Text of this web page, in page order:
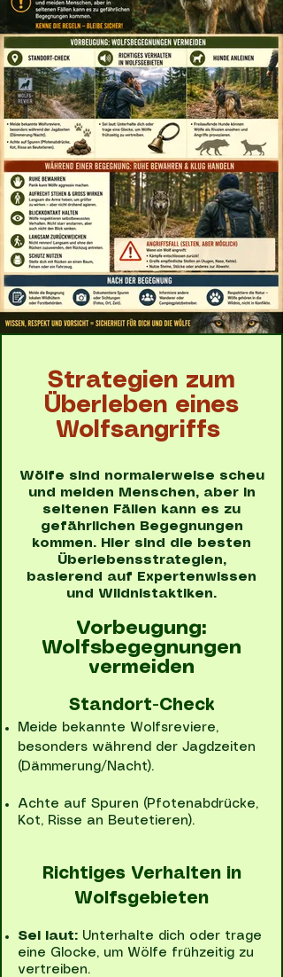
Strategien zum
Überleben eines
Wolfsangriffs
Wölfe sind normalerweise scheu
und meiden Menschen, aber in
seltenen Fällen kann es zu
gefährlichen Begegnungen
kommen. Hier sind die besten
Überlebensstrategien,
basierend auf Expertenwissen
und Wildnistaktiken.
Vorbeugung:
Wolfsbegegnungen
vermeiden
Standort-Check
Meide bekannte Wolfsreviere,
besonders während der Jagdzeiten
(Dämmerung/Nacht).
Achte auf Spuren (Pfotenabdrücke,
Kot, Risse an Beutetieren).
Richtiges Verhalten in
Wolfsgebieten
Sei laut: Unterhalte dich oder trage
eine Glocke, um Wölfe frühzeitig zu
vertreiben.